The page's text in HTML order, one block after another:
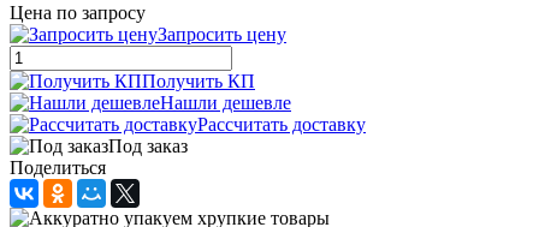
Цена по запросу
Запросить цену
Получить КП
Нашли дешевле
Рассчитать доставку
Под заказ
Поделиться